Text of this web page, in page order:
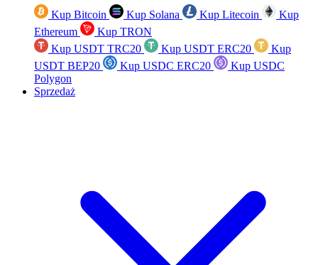
Kup Bitcoin Kup Solana Kup Litecoin
Kup
Ethereum
Kup TRON
Kup USDT TRC20
Kup USDT ERC20
Kup
USDT BEP20
Kup USDC ERC20
Kup USDC
Polygon
Sprzedaż